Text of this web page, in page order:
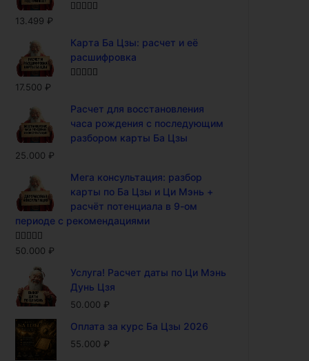
13.499 ₽
Карта Ба Цзы: расчет и её
расшифровка
17.500 ₽
Расчет для восстановления
часа рождения с последующим
разбором карты Ба Цзы
25.000 ₽
Мега консультация: разбор
карты по Ба Цзы и Ци Мэнь +
расчёт потенциала в 9-ом
периоде с рекомендациями
Оценка 5.00
50.000 ₽
Услуга! Расчет даты по Ци Мэнь
Дунь Цзя
50.000 ₽
Оплата за курс Ба Цзы 2026
55.000 ₽